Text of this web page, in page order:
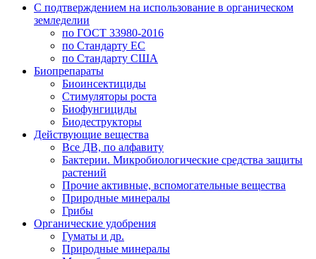
С подтверждением на использование в органическом
земледелии
по ГОСТ 33980-2016
по Стандарту ЕС
по Стандарту США
Биопрепараты
Биоинсектициды
Стимуляторы роста
Биофунгициды
Биодеструкторы
Действующие вещества
Все ДВ, по алфавиту
Бактерии. Микробиологические средства защиты
растений
Прочие активные, вспомогательные вещества
Природные минералы
Грибы
Органические удобрения
Гуматы и др.
Природные минералы